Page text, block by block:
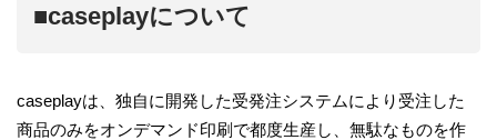
■caseplayについて
caseplayは、独自に開発した受発注システムにより受注した
商品のみをオンデマンド印刷で都度生産し、無駄なものを作